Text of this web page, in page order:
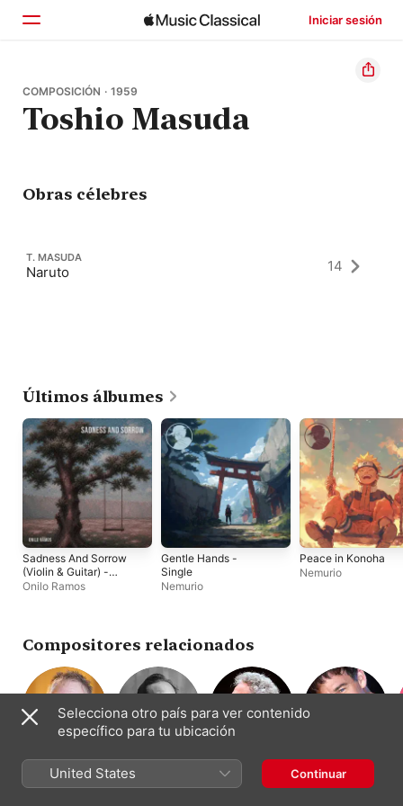
Iniciar sesión
Inicio
Explorar
COMPOSICIÓN · 1959
Toshio Masuda
Obras célebres
T. MASUDA
Naruto 14
Últimos álbumes
Sadness And Sorrow
(Violin & Guitar) -
Single
Onilo Ramos
Gentle Hands -
Single
Nemurio
Peace in Konoha
Nemurio
Compositores relacionados
Alan Menken
Composición ·
Piano
Erich Wolfgang
Nicola Piovani
Composición ·
Dirección ·
Schwartz
Selecciona otro país para ver contenido
específico para tu ubicación
United States Continuar